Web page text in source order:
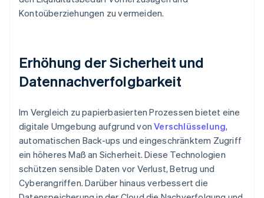
Kontoüberziehungen zu vermeiden.
Erhöhung der Sicherheit und
Datennachverfolgbarkeit
Im Vergleich zu papierbasierten Prozessen bietet eine
digitale Umgebung aufgrund vonVerschlüsselung,
automatischen Back-ups und eingeschränktem Zugriff
ein höheres Maß an Sicherheit. Diese Technologien
schützen sensible Daten vor Verlust, Betrug und
Cyberangriffen. Darüber hinaus verbessert die